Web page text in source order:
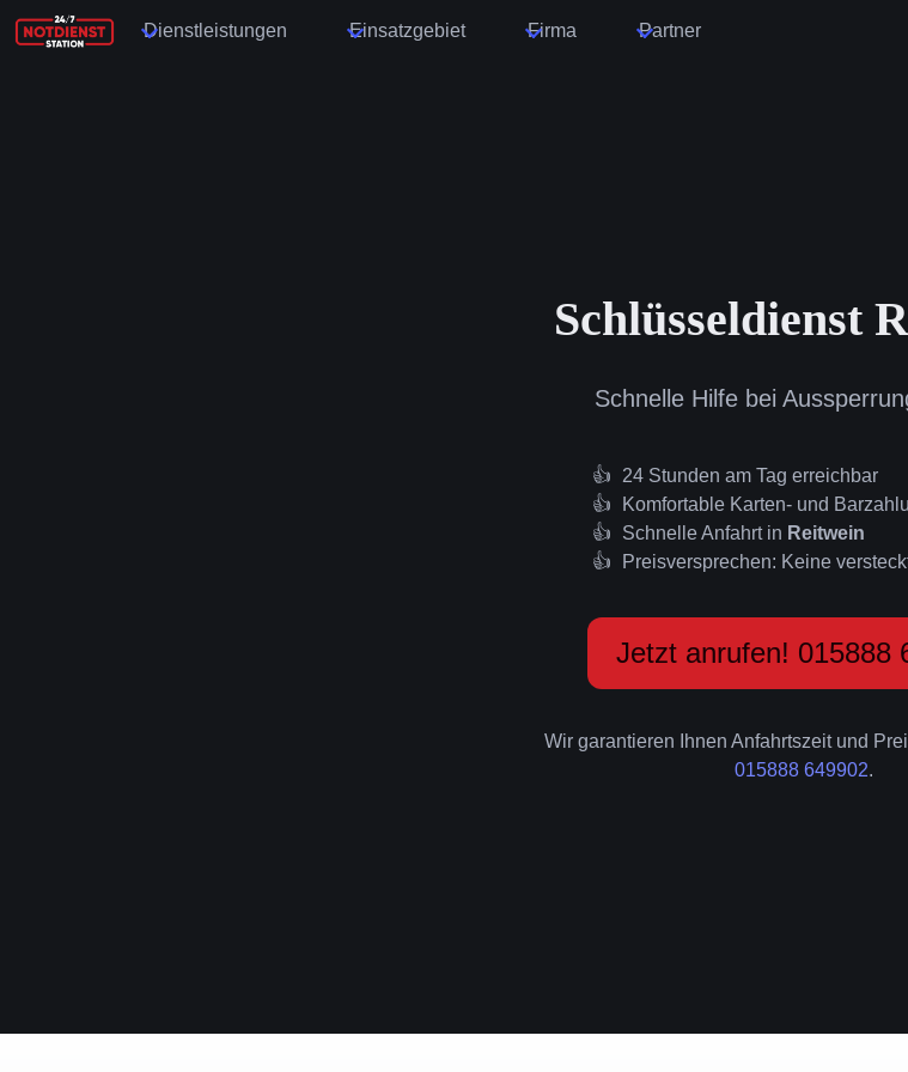
Dienstleistungen Einsatzgebiet Firma Partner
Schlüsseldienst
Schnelle Hilfe bei
24 Stunden am Tag erreichbar
Komfortable Karten- und
Schnelle Anfahrt in Reitwein
Preisversprechen: Keine
Jetzt anrufen! 015888
Wir garantieren Ihnen Anfahrtszeit und
015888 649902.